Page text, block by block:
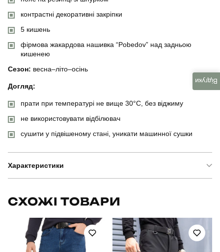
контрастні декоративні закріпки
5 кишень
фірмова жакардова нашивка “Pobedov” над задньою
кишенею
Сезон: весна–літо–осінь
Догляд:
прати при температурі не вище 30°C, без віджиму
не використовувати відбілювач
сушити у підвішеному стані, уникати машинної сушки
Характеристики
Артикул PNjo1281Sbe
СХОЖІ ТОВАРИ
Відгуки